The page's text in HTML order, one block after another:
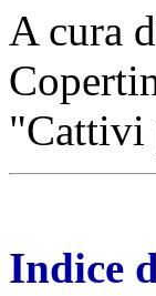
A cura
"Cattivi
Indice